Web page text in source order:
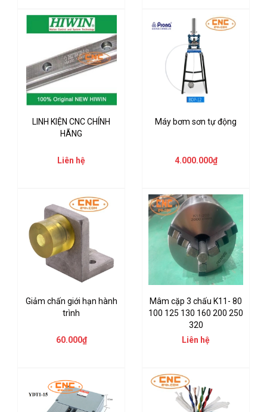
LINH KIỆN CNC CHÍNH
HÃNG
Liên hệ
Máy bơm sơn tự động
4.000.000₫
Giảm chấn giới hạn hành
trình
60.000₫
Mâm cặp 3 chấu K11- 80
100 125 130 160 200 250
320
Liên hệ